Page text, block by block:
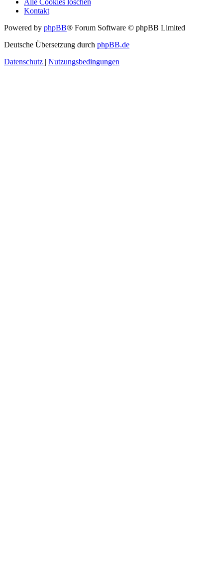
Alle Cookies löschen
Kontakt
Powered by phpBB® Forum Software © phpBB Limited
Deutsche Übersetzung durch phpBB.de
Datenschutz | Nutzungsbedingungen